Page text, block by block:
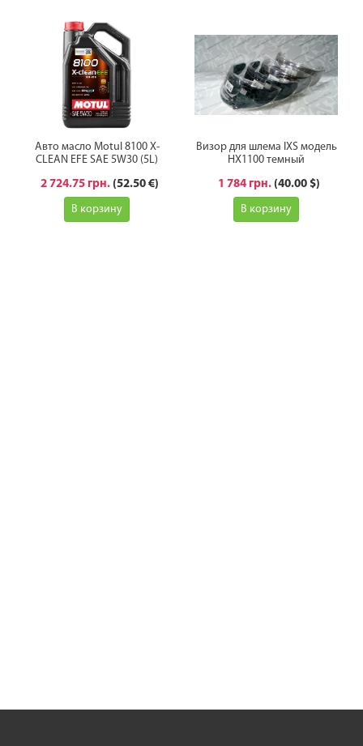
Авто масло Motul 8100 X-
CLEAN EFE SAE 5W30 (5L)
2 724.75 грн. (52.50 €)
В корзину
Визор для шлема IXS модель
HX1100 темный
1 784 грн. (40.00 $)
В корзину